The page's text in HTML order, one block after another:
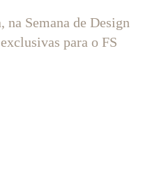
na Semana de Design
para o FS